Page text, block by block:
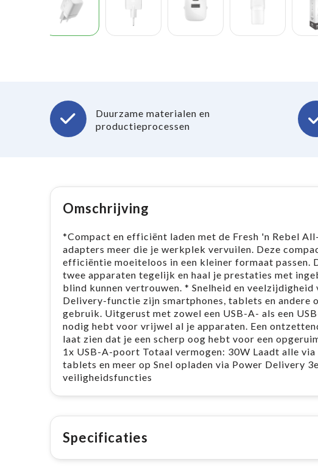
Duurzame materialen en
productieprocessen
Omschrijving
*Compact en efficiënt laden met de Fresh 'n Rebel
adapters meer die je werkplek vervuilen. Deze
efficiëntie moeiteloos in een kleiner formaat
twee apparaten tegelijk en haal je prestaties met
blind kunnen vertrouwen. * Snelheid en
Delivery-functie zijn smartphones, tablets en andere
gebruik. Uitgerust met zowel een USB-A- als een
nodig hebt voor vrijwel al je apparaten. Een
laat zien dat je een scherp oog hebt voor een
1x USB-A-poort Totaal vermogen: 30W Laadt alle
tablets en meer op Snel opladen via Power Delivery
veiligheidsfuncties
Specificaties